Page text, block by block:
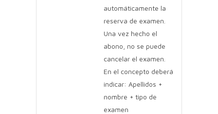
automáticamente la
reserva de examen.
Una vez hecho el
abono, no se puede
cancelar el examen.
En el concepto deberá
indicar: Apellidos +
nombre + tipo de
examen